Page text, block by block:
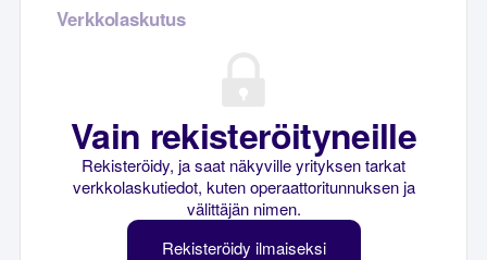
Verkkolaskutus
Vain rekisteröityneille
Rekisteröidy, ja saat näkyville yrityksen tarkat
verkkolaskutiedot, kuten operaattoritunnuksen ja
välittäjän nimen.
Rekisteröidy ilmaiseksi